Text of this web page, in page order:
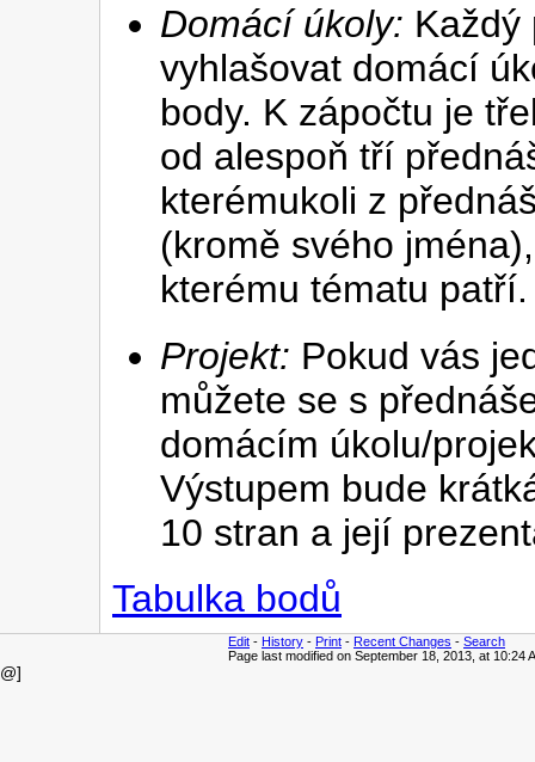
Domácí úkoly: Každý
vyhlašovat domácí
body. K zápočtu je
od alespoň tří
kterémukoli z
(kromě svého
kterému tématu patří.
Projekt: Pokud vás
můžete se s
domácím úkolu/
Výstupem bude
10 stran a její
Tabulka bodů
Edit - History - Print - Recent Changes - Search
Page last modified on September 18, 2013, at 10:24
@]